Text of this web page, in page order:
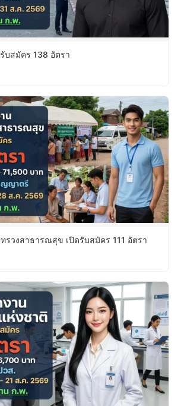
บสมัคร 138 อัตรา
รวงสาธารณสุข เปิดรับสมัคร 111 อัตรา